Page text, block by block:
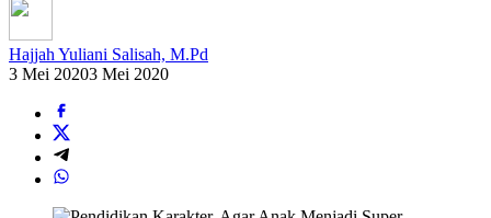
Hajjah Yuliani Salisah, M.Pd
3 Mei 20203 Mei 2020